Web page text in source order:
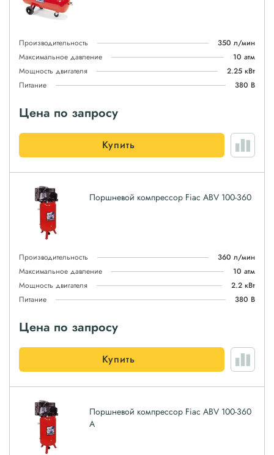
Производительность
350 л/мин
Максимальное давление
10 атм
Мощность двигателя
2.25 кВт
Питание
380 В
Цена по запросу
Купить
Поршневой компрессор Fiac ABV 100-360
Производительность
360 л/мин
Максимальное давление
10 атм
Мощность двигателя
2.2 кВт
Питание
380 В
Цена по запросу
Купить
Поршневой компрессор Fiac ABV 100-360
A